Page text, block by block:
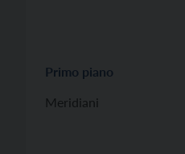
Primo piano
Meridiani